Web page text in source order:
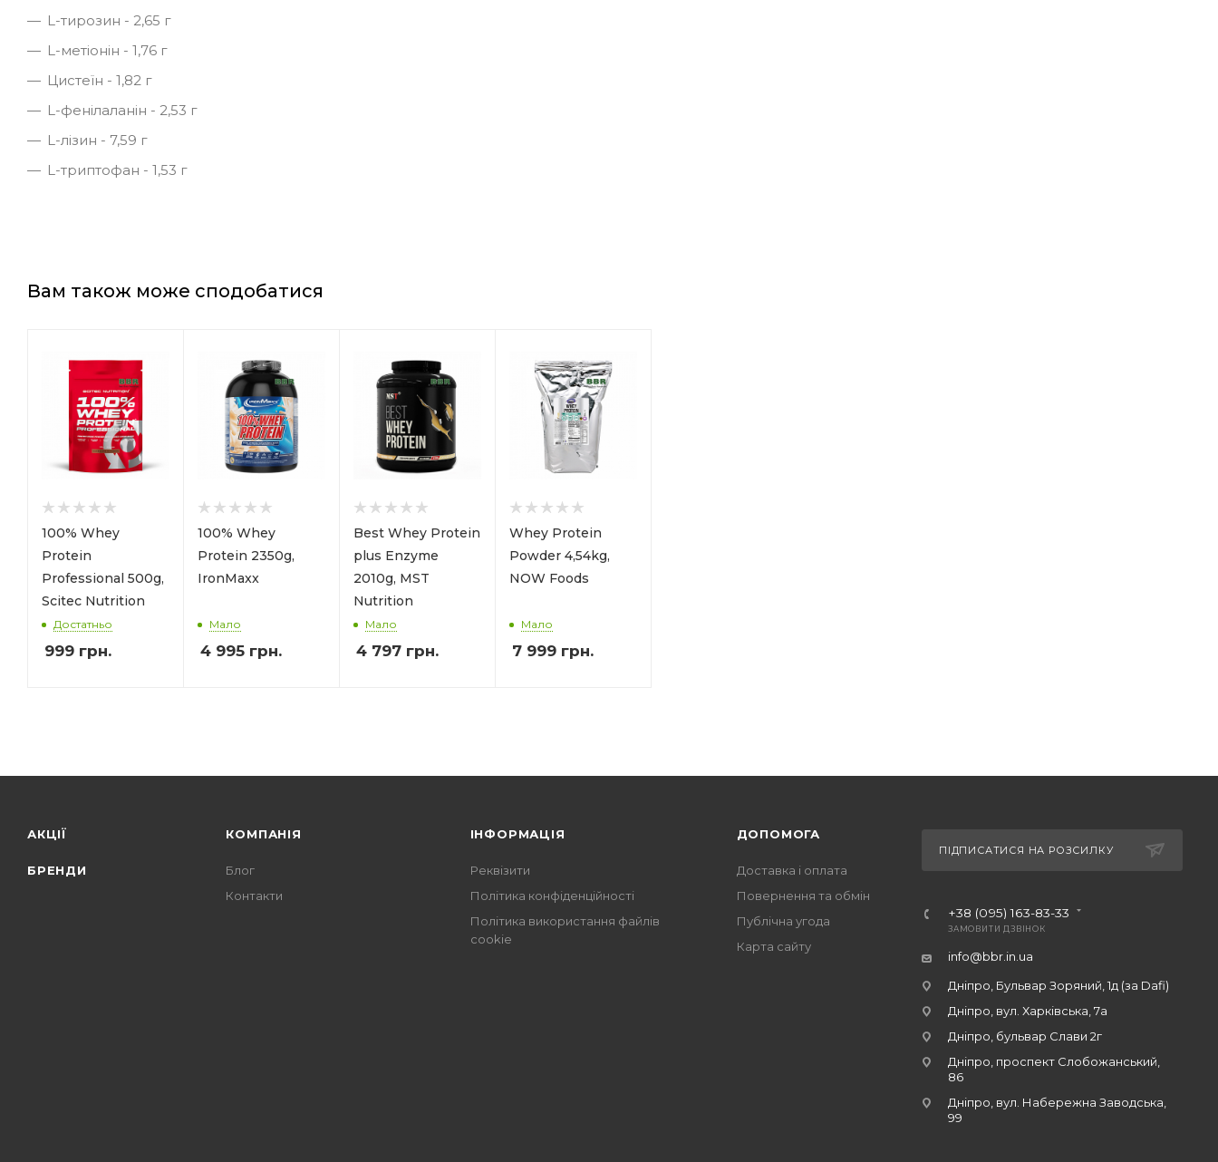
L-тирозин - 2,65 г
L-метіонін - 1,76 г
Цистеїн - 1,82 г
L-фенілаланін - 2,53 г
L-лізин - 7,59 г
L-триптофан - 1,53 г
Вам також може сподобатися
100% Whey
Protein
Professional 500g,
Scitec Nutrition
Достатньо
999 грн.
100% Whey
Protein 2350g,
IronMaxx
Мало
4 995 грн.
Best Whey Protein
plus Enzyme
2010g, MST
Nutrition
Мало
4 797 грн.
Whey Protein
Powder 4,54kg,
NOW Foods
Мало
7 999 грн.
АКЦІЇ
БРЕНДИ
КОМПАНІЯ
Блог
Контакти
ІНФОРМАЦІЯ
Реквізити
Політика конфіденційності
Політика використання файлів
cookie
ДОПОМОГА
Доставка і оплата
Повернення та обмін
Публічна угода
Карта сайту
ПІДПИСАТИСЯ НА РОЗСИЛКУ
+38 (095) 163-83-33
ЗАМОВИТИ ДЗВІНОК
info@bbr.in.ua
Дніпро, Бульвар Зоряний, 1д (за Dafi)
Дніпро, вул. Харківська, 7а
Дніпро, бульвар Слави 2г
Дніпро, проспект Слобожанський,
86
Дніпро, вул. Набережна Заводська,
99